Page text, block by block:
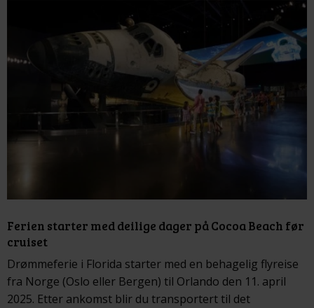
Ferien starter med deilige dager på Cocoa Beach før
cruiset
Drømmeferie i Florida starter med en behagelig flyreise
fra Norge (Oslo eller Bergen) til Orlando den 11. april
2025. Etter ankomst blir du transportert til det